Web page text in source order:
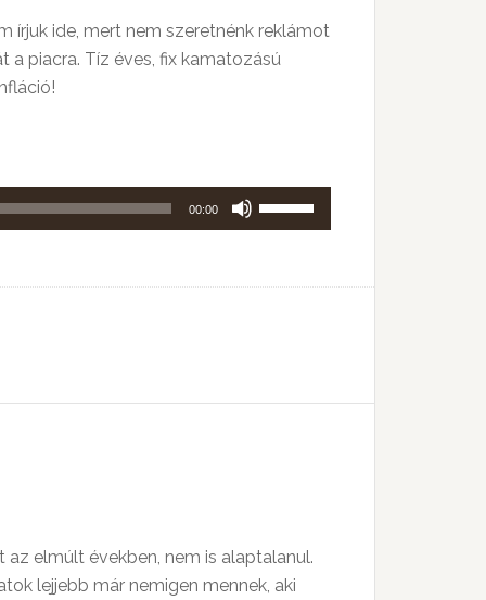
írjuk ide, mert nem szeretnénk reklámot
a piacra. Tíz éves, fix kamatozású
00:00
hangerő
illetőleg
elmúlt években, nem is alaptalanul.
lejjebb már nemigen mennek, aki